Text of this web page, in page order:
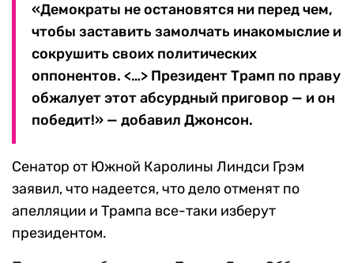
«Демократы не остановятся ни перед чем,
чтобы заставить замолчать инакомыслие и
сокрушить своих политических
оппонентов. <…> Президент Трамп по праву
обжалует этот абсурдный приговор — и он
победит!» — добавил Джонсон.
Сенатор от Южной Каролины Линдси Грэм
заявил, что надеется, что дело отменят по
апелляции и Трампа все-таки изберут
президентом.